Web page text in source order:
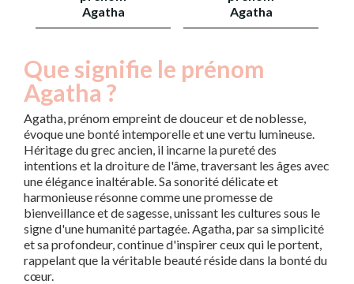
Agatha
Agatha
Que signifie le prénom
Agatha ?
Agatha, prénom empreint de douceur et de noblesse,
évoque une bonté intemporelle et une vertu lumineuse.
Héritage du grec ancien, il incarne la pureté des
intentions et la droiture de l'âme, traversant les âges avec
une élégance inaltérable. Sa sonorité délicate et
harmonieuse résonne comme une promesse de
bienveillance et de sagesse, unissant les cultures sous le
signe d'une humanité partagée. Agatha, par sa simplicité
et sa profondeur, continue d'inspirer ceux qui le portent,
rappelant que la véritable beauté réside dans la bonté du
cœur.